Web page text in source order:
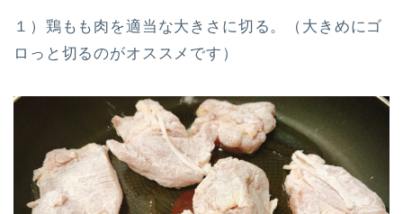
１）鶏もも肉を適当な大きさに切る。（大きめにゴ
ロっと切るのがオススメです）